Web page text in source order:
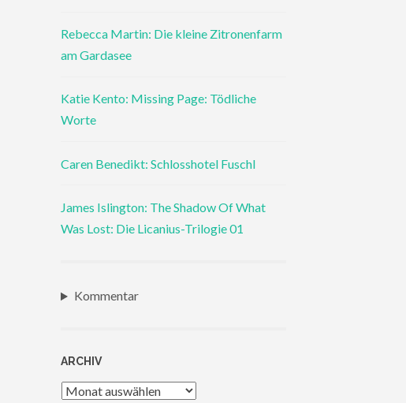
Rebecca Martin: Die kleine Zitronenfarm
am Gardasee
Katie Kento: Missing Page: Tödliche
Worte
Caren Benedikt: Schlosshotel Fuschl
James Islington: The Shadow Of What
Was Lost: Die Licanius-Trilogie 01
Kommentar
ARCHIV
Archiv